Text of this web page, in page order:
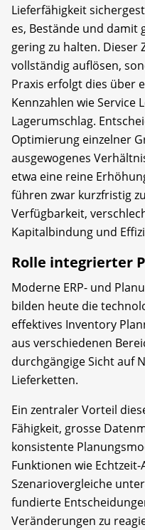
Lieferfähigkeit
es, Bestände und damit
gering zu halten. Dieser
vollständig auflösen,
Praxis erfolgt dies über
Kennzahlen wie Service
Lagerumschlag.
Optimierung einzelner
ausgewogenes
etwa eine reine
führen zwar kurzfristig
Verfügbarkeit,
Kapitalbindung und
Rolle integrierter
Moderne ERP- und
bilden heute die
effektives Inventory
aus verschiedenen
durchgängige Sicht auf
Lieferketten.
Ein zentraler Vorteil
Fähigkeit, grosse
konsistente
Funktionen wie
Szenariovergleiche
fundierte
Veränderungen zu